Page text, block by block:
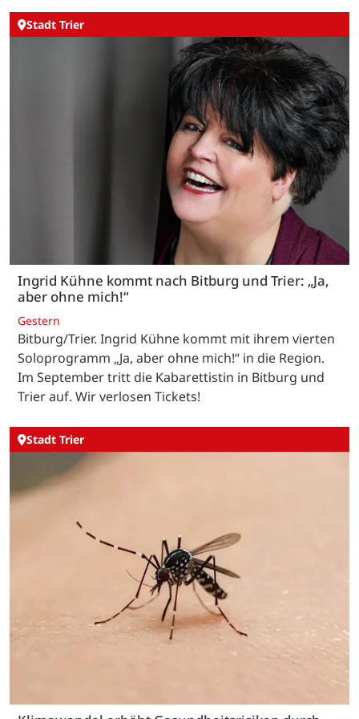
Stadt Trier
Ingrid Kühne kommt nach Bitburg und Trier: „Ja,
aber ohne mich!“
Gestern
Bitburg/Trier. Ingrid Kühne kommt mit ihrem vierten
Soloprogramm „Ja, aber ohne mich!“ in die Region.
Im September tritt die Kabarettistin in Bitburg und
Trier auf. Wir verlosen Tickets!
Stadt Trier